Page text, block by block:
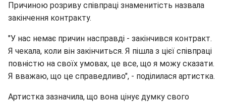
Причиною розриву співпраці знаменитість назвала
закінчення контракту.
"У нас немає причин насправді - закінчився контракт.
Я чекала, коли він закінчиться. Я пішла з цієї співпраці
повністю на своїх умовах, це все, що я можу сказати.
Я вважаю, що це справедливо", - поділилася артистка.
Артистка зазначила, що вона цінує думку свого